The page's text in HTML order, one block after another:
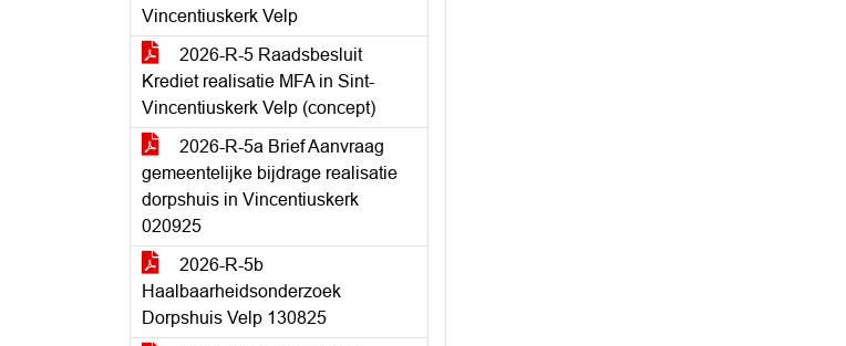
Vincentiuskerk Velp
2026-R-5 Raadsbesluit
Krediet realisatie MFA in Sint-
Vincentiuskerk Velp (concept)
2026-R-5a Brief Aanvraag
gemeentelijke bijdrage realisatie
dorpshuis in Vincentiuskerk
020925
2026-R-5b
Haalbaarheidsonderzoek
Dorpshuis Velp 130825